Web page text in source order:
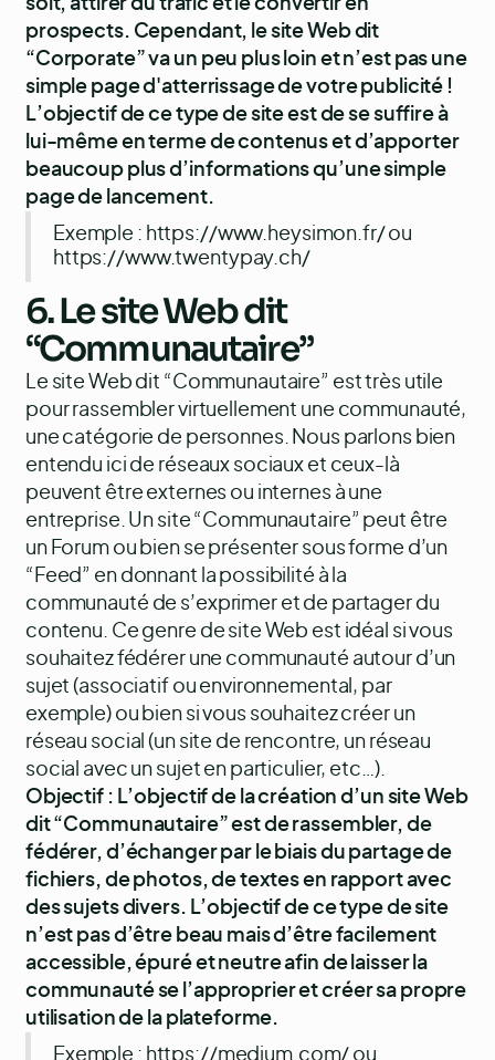
prospects. Cependant, le site Web dit
“Corporate” va un peu plus loin et n’est pas une
simple page d'atterrissage de votre publicité !
L’objectif de ce type de site est de se suffire à
lui-même en terme de contenus et d’apporter
beaucoup plus d’informations qu’une simple
page de lancement.
Exemple : https://www.heysimon.fr/ou
https://www.twentypay.ch/
6. Le site Web dit
“Communautaire”
Le site Web dit “Communautaire” est très utile
pour rassembler virtuellement une communauté,
une catégorie de personnes. Nous parlons bien
entendu ici de réseaux sociaux et ceux-là
peuvent être externes ou internes à une
entreprise. Un site “Communautaire” peut être
un Forum ou bien se présenter sous forme d’un
“Feed” en donnant la possibilité à la
communauté de s’exprimer et de partager du
contenu. Ce genre de site Web est idéal si vous
souhaitez fédérer une communauté autour d’un
sujet (associatif ou environnemental, par
exemple) ou bien si vous souhaitez créer un
réseau social (un site de rencontre, un réseau
social avec un sujet en particulier, etc…).
Objectif : L’objectif de la création d’un site Web
dit “Communautaire” est de rassembler, de
fédérer, d’échanger par le biais du partage de
fichiers, de photos, de textes en rapport avec
des sujets divers. L’objectif de ce type de site
n’est pas d’être beau mais d’être facilement
accessible, épuré et neutre afin de laisser la
communauté se l’approprier et créer sa propre
utilisation de la plateforme.
Exemple : https://medium.com/ ou